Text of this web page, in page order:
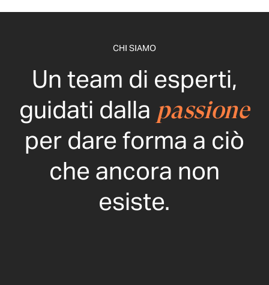
CHI SIAMO
Un team di esperti,
guidati dalla passione
per dare forma a ciò
che ancora non
esiste.